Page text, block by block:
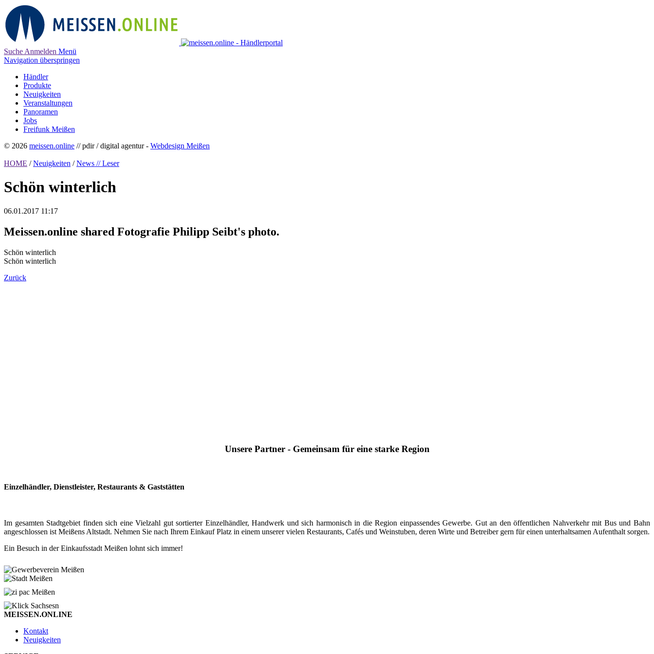
Suche Anmelden Menü
Navigation überspringen
Händler
Produkte
Neuigkeiten
Veranstaltungen
Panoramen
Jobs
Freifunk Meißen
© 2026 meissen.online // pdir / digital agentur - Webdesign Meißen
HOME / Neuigkeiten / News // Leser
Schön winterlich
06.01.2017 11:17
Meissen.online shared Fotografie Philipp Seibt's photo.
Schön winterlich
Schön winterlich
Zurück
Unsere Partner - Gemeinsam für eine starke Region
Einzelhändler, Dienstleister, Restaurants & Gaststätten
Im gesamten Stadtgebiet finden sich eine Vielzahl gut sortierter Einzelhändler, Handwerk und sich harmonisch in die Region einpassendes Gewerbe. Gut an den öffentlichen Nahverkehr mit Bus und Bahn
angeschlossen ist Meißens Altstadt. Nehmen Sie nach Ihrem Einkauf Platz in einem unserer vielen Restaurants, Cafés und Weinstuben, deren Wirte und Betreiber gern für einen unterhaltsamen Aufenthalt sorgen.
Ein Besuch in der Einkaufsstadt Meißen lohnt sich immer!
MEISSEN.ONLINE
Kontakt
Neuigkeiten